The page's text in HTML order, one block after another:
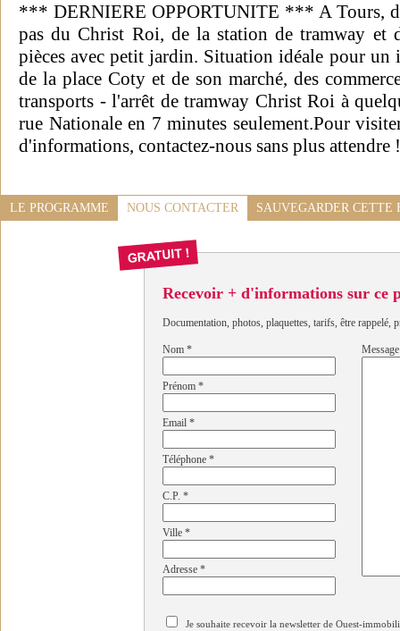
*** DERNIERE OPPORTUNITE *** A Tours,
pas du Christ Roi, de la station de tramway et
pièces avec petit jardin. Situation idéale pour un
de la place Coty et de son marché, des
transports - l'arrêt de tramway Christ Roi à
rue Nationale en 7 minutes seulement.Pour
d'informations, contactez-nous sans plus attendre !
LE PROGRAMME NOUS CONTACTER SAUVEGARDER CETTE
Recevoir + d'informations sur ce
Documentation, photos, plaquettes, tarifs, être rappelé,
Nom *
Prénom *
Email *
Téléphone *
C.P. *
Ville *
Adresse *
Message
Je souhaite recevoir la newsletter de Ouest-